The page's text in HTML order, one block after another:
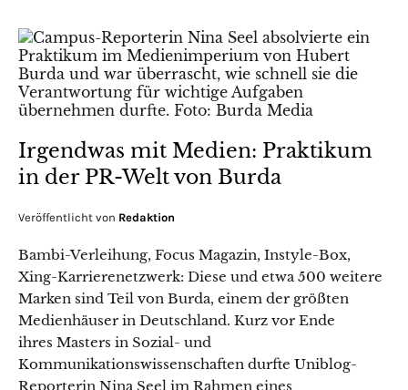
Irgendwas mit Medien: Praktikum
in der PR-Welt von Burda
Veröffentlicht von Redaktion
Bambi-Verleihung, Focus Magazin, Instyle-Box,
Xing-Karrierenetzwerk: Diese und etwa 500 weitere
Marken sind Teil von Burda, einem der größten
Medienhäuser in Deutschland. Kurz vor Ende
ihres Masters in Sozial- und
Kommunikationswissenschaften durfte Uniblog-
Reporterin Nina Seel im Rahmen eines